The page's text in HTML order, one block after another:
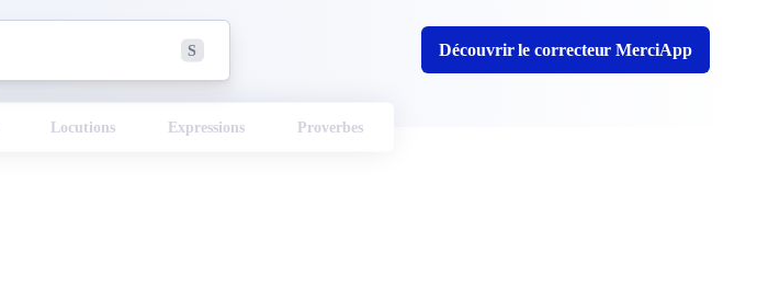
S Découvrir le correcteur MerciApp
Locutions Expressions Proverbes